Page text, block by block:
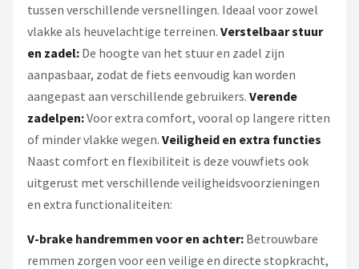
tussen verschillende versnellingen. Ideaal voor zowel
vlakke als heuvelachtige terreinen. Verstelbaar stuur
en zadel: De hoogte van het stuur en zadel zijn
aanpasbaar, zodat de fiets eenvoudig kan worden
aangepast aan verschillende gebruikers. Verende
zadelpen:Voor extra comfort, vooral op langere ritten
of minder vlakke wegen. Veiligheid en extra functies
Naast comfort en flexibiliteit is deze vouwfiets ook
uitgerust met verschillende veiligheidsvoorzieningen
en extra functionaliteiten:
V-brake handremmen voor en achter: Betrouwbare
remmen zorgen voor een veilige en directe stopkracht,